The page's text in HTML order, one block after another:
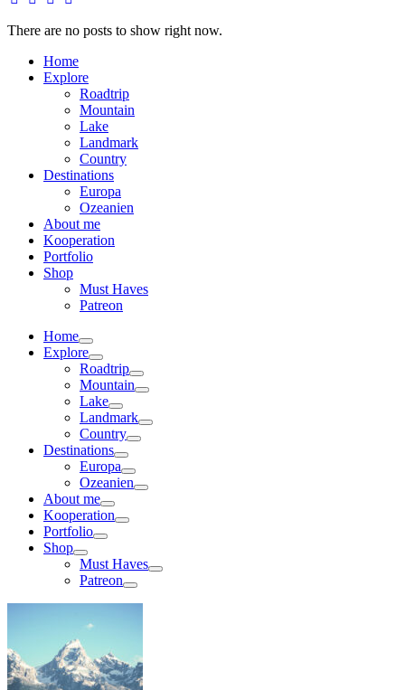
There are no posts to show right now.
Home
Explore
Roadtrip
Mountain
Lake
Landmark
Country
Destinations
Europa
Ozeanien
About me
Kooperation
Portfolio
Shop
Must Haves
Patreon
Home
Explore
Roadtrip
Mountain
Lake
Landmark
Country
Destinations
Europa
Ozeanien
About me
Kooperation
Portfolio
Shop
Must Haves
Patreon